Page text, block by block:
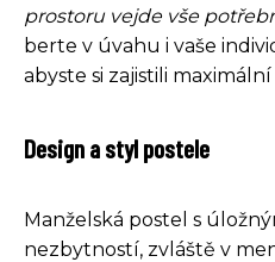
prostoru vejde vše
berte v úvahu i vaše
abyste si zajistili
Design a styl postele
Manželská postel s
nezbytností, zvláště v